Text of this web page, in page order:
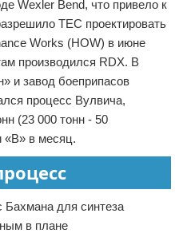
Wexler Bend, что привело к
TEC проектировать
Works (HOW) в июне
производился RDX. В
и завод боеприпасов
процесс Вулвича,
(23 000 тонн - 50
«В» в месяц.
Бахмана для синтеза
в плане